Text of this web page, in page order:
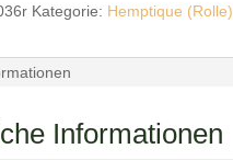
Kategorie: Hemptique (Rolle)
Informationen